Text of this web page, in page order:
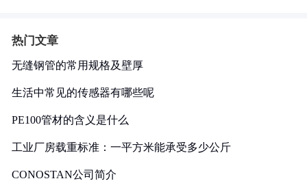
热门文章
无缝钢管的常用规格及壁厚
生活中常见的传感器有哪些呢
PE100管材的含义是什么
工业厂房载重标准：一平方米能承受多少公斤
CONOSTAN公司简介